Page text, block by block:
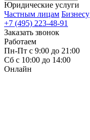
Юридические услуги
Частным лицам Бизнесу
+7 (495) 223-48-91
Заказать звонок
Работаем
Пн-Пт с 9:00 до 21:00
Сб с 10:00 до 14:00
Онлайн